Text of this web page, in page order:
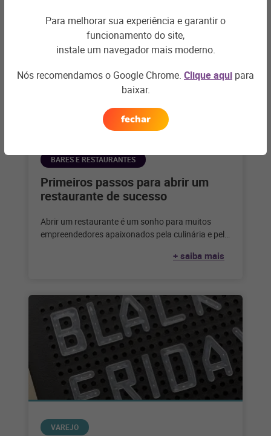
BARES E RESTAURANTES
Primeiros passos para abrir um
restaurante de sucesso
Abrir um restaurante é um sonho para muitos
empreendedores apaixonados pela culinária e pelo
+ saiba mais
VAREJO
Para melhorar sua experiência e garantir o
funcionamento do site,
instale um navegador mais moderno.
Nós recomendamos o Google Chrome. Clique aqui para
baixar.
fechar